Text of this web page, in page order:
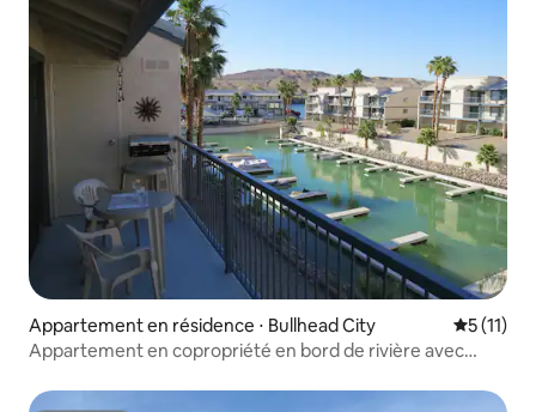
Appartement en résidence ⋅ Bullhead City
5 (11)
Appartement en copropriété en bord de rivière avec